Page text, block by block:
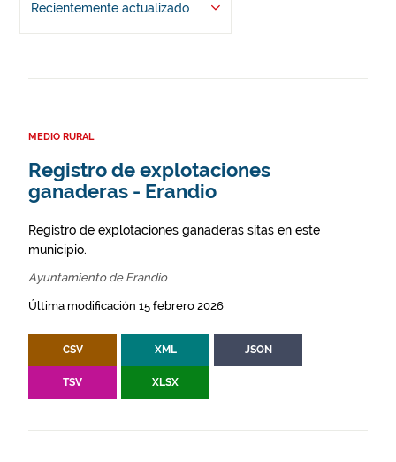
Recientemente actualizado
MEDIO RURAL
Registro de explotaciones
ganaderas - Erandio
Registro de explotaciones ganaderas sitas en este
municipio.
Ayuntamiento de Erandio
Última modificación 15 febrero 2026
CSV XML JSON
TSV XLSX